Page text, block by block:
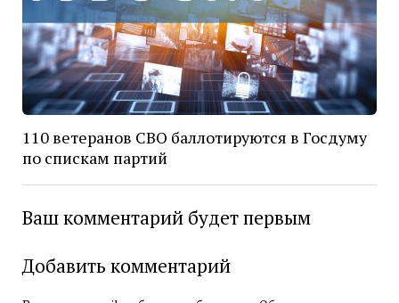
110 ветеранов СВО баллотируются в Госдуму
по спискам партий
Ваш комментарий будет первым
Добавить комментарий